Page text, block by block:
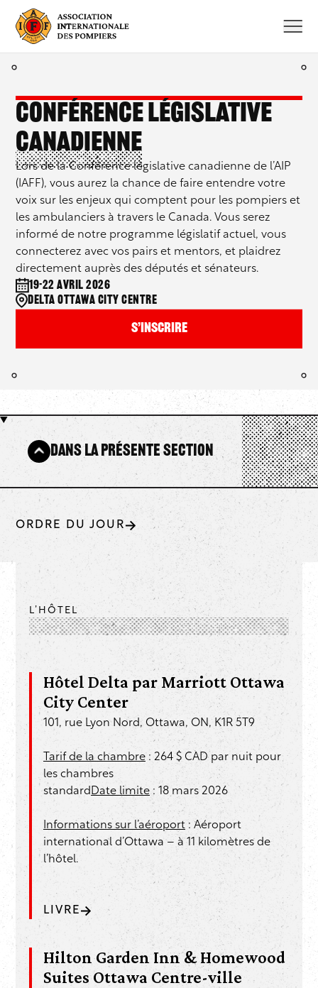
contenu
Conférence législative
canadienne
Lors de la Conférence législative canadienne de l’AIP
(IAFF), vous aurez la chance de faire entendre votre
voix sur les enjeux qui comptent pour les pompiers et
les ambulanciers à travers le Canada. Vous serez
informé de notre programme législatif actuel, vous
connecterez avec vos pairs et mentors, et plaidrez
directement auprès des députés et sénateurs.
19-22 avril 2026
Delta Ottawa City Centre
S’inscrire
Dans la présente section
ORDRE DU JOUR
L’HÔTEL
Hôtel Delta par Marriott Ottawa
City Center
101, rue Lyon Nord, Ottawa, ON, K1R 5T9
Tarif de la chambre : 264 $ CAD par nuit pour
les chambres
standardDate limite : 18 mars 2026
Informations sur l’aéroport : Aéroport
international d’Ottawa – à 11 kilomètres de
l’hôtel.
LIVRE
Hilton Garden Inn & Homewood
Suites Ottawa Centre-ville